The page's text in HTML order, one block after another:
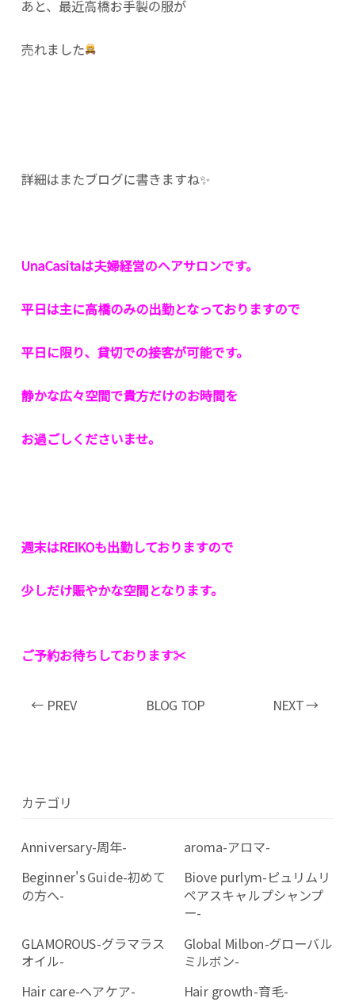
あと、最近高橋お手製の服が
売れました
詳細はまたブログに書きますね✨
UnaCasitaは夫婦経営のヘアサロンです。
平日は主に高橋のみの出勤となっておりますので
平日に限り、貸切での接客が可能です。
静かな広々空間で貴方だけのお時間を
お過ごしくださいませ。
週末はREIKOも出勤しておりますので
少しだけ賑やかな空間となります。
ご予約お待ちしております✂︎
← PREV BLOG TOP NEXT →
カテゴリ
Anniversary-周年-
aroma-アロマ-
Beginner's Guide-初めて
の方へ-
Biove purlym-ピュリムリ
ペアスキャルプシャンプ
ー-
GLAMOROUS-グラマラス
オイル-
Global Milbon-グローバル
ミルボン-
Hair care-ヘアケア-
Hair growth-育毛-